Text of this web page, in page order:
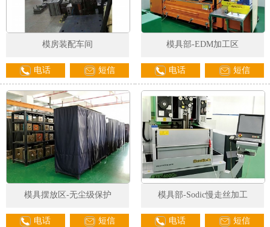
模房装配车间
电话 短信
模具部-EDM加工区
电话 短信
模具摆放区-无尘级保护
电话 短信
模具部-Sodic慢走丝加工
电话 短信